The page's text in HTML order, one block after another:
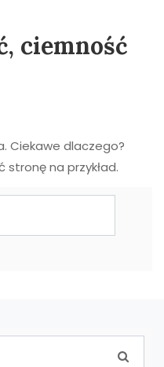
ciemność
Ciekawe dlaczego?
stronę na przykład.